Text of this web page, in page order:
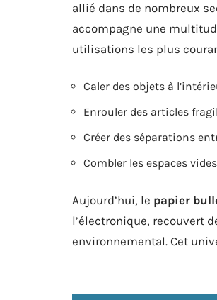
allié dans de nombreux
accompagne une
utilisations les plus
Caler des objets à
Enrouler des articles
Créer des séparations
Combler les espaces
Aujourd’hui, le papier
l’électronique, recouvert
environnemental. Cet